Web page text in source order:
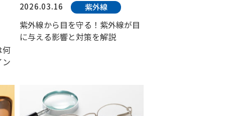
何
2026.03.16 紫外線
紫外線から目を守る！紫外線が目
に与える影響と対策を解説